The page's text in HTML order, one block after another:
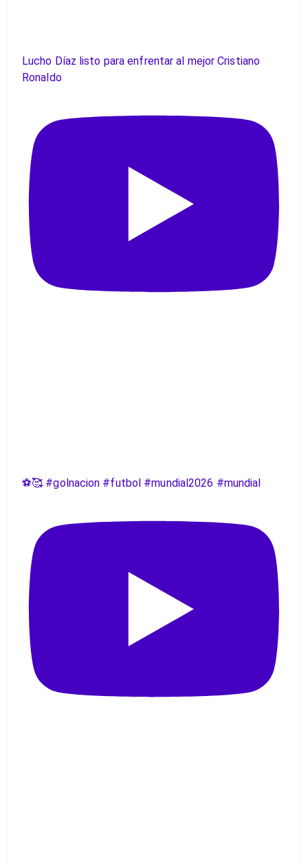
Lucho Díaz listo para enfrentar al mejor Cristiano
Ronaldo
⚽️🥰 #golnacion #futbol #mundial2026 #mundial